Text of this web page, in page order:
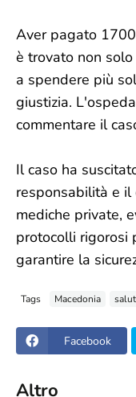
Aver pagato
è trovato non
a spendere più
giustizia.
commentare il
Il caso ha
responsabilità e
mediche private,
protocolli rigorosi
garantire la
Tags Macedonia
Facebook
Altro